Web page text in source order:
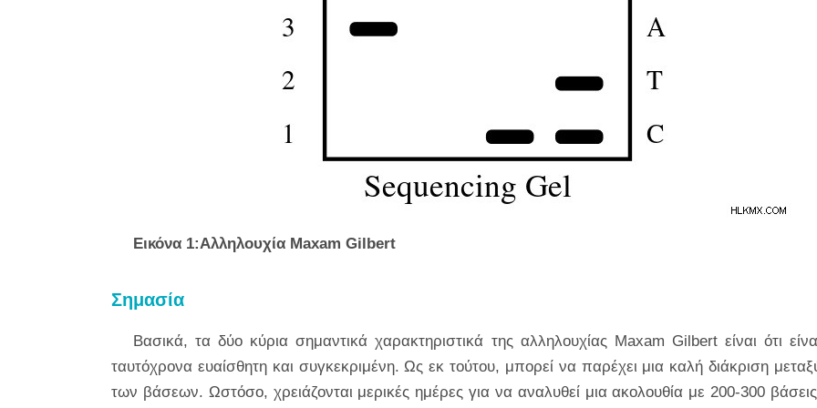
Εικόνα 1:Αλληλουχία Maxam Gilbert
Σημασία
Βασικά, τα δύο κύρια σημαντικά χαρακτηριστικά της αλληλουχίας Maxam Gilbert είναι ότι
ταυτόχρονα ευαίσθητη και συγκεκριμένη. Ως εκ τούτου, μπορεί να παρέχει μια καλή διάκριση
των βάσεων. Ωστόσο, χρειάζονται μερικές ημέρες για να αναλυθεί μια ακολουθία με 200-300